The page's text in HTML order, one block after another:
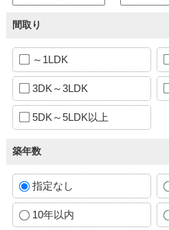
間取り
～1LDK
3DK～3LDK
5DK～5LDK以上
築年数
指定なし
10年以内